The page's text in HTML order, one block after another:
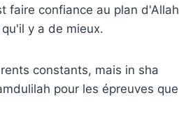
faire confiance au plan d'Allah
y a de mieux.
constants, mais in sha
pour les épreuves que